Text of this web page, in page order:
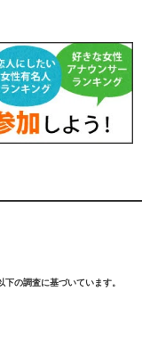
の調査に基づいています。